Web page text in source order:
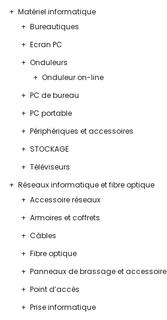
Matériel informatique
Bureautiques
Ecran PC
Onduleurs
Onduleur on-line
PC de bureau
PC portable
Périphériques et accessoires
STOCKAGE
Téléviseurs
Réseaux informatique et fibre optique
Accessoire réseaux
Armoires et coffrets
Câbles
Fibre optique
Panneaux de brassage et accessoire
Point d’accès
Prise informatique